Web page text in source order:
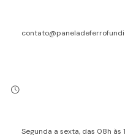
Segunda a sexta, das 08h às